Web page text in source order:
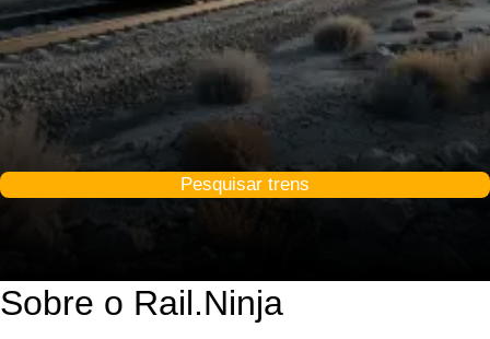
Pesquisar trens
Sobre o Rail.Ninja